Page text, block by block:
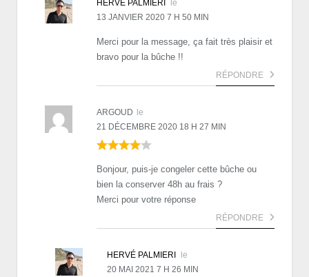
HERVÉ PALMIERI
le
13 JANVIER 2020 7 H 50 MIN
Merci pour la message, ça fait très plaisir et
bravo pour la bûche !!
RÉPONDRE
ARGOUD
le
21 DÉCEMBRE 2020 18 H 27 MIN
Bonjour, puis-je congeler cette bûche ou
bien la conserver 48h au frais ?
Merci pour votre réponse
RÉPONDRE
HERVÉ PALMIERI
le
20 MAI 2021 7 H 26 MIN